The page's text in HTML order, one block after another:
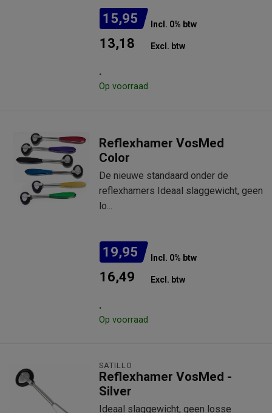
15,95 Incl. 0% btw
13,18 Excl. btw
.
Op voorraad
Reflexhamer VosMed
Color
De nieuwe standaard onder de
reflexhamers Ideaal slaggewicht, geen
lo...
19,95 Incl. 0% btw
16,49 Excl. btw
.
Op voorraad
SATILLO
Reflexhamer VosMed -
Silver
Ideaal slaggewicht, geen losse